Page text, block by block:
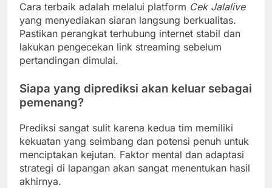
Cara terbaik adalah melalui platform Cek Jalalive
yang menyediakan siaran langsung berkualitas.
Pastikan perangkat terhubung internet stabil dan
lakukan pengecekan link streaming sebelum
pertandingan dimulai.
Siapa yang diprediksi akan keluar sebagai
pemenang?
Prediksi sangat sulit karena kedua tim memiliki
kekuatan yang seimbang dan potensi penuh untuk
menciptakan kejutan. Faktor mental dan adaptasi
strategi di lapangan akan sangat menentukan hasil
akhirnya.